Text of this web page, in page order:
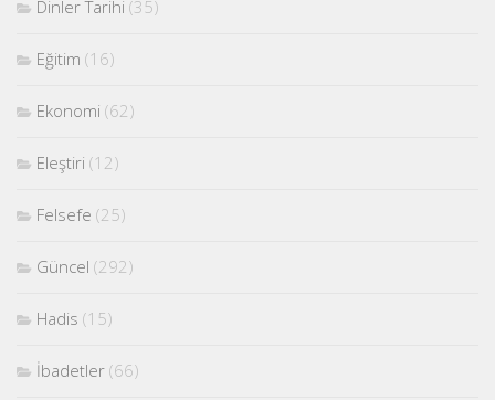
Dinler Tarihi (35)
Eğitim (16)
Ekonomi (62)
Eleştiri (12)
Felsefe (25)
Güncel (292)
Hadis (15)
İbadetler (66)